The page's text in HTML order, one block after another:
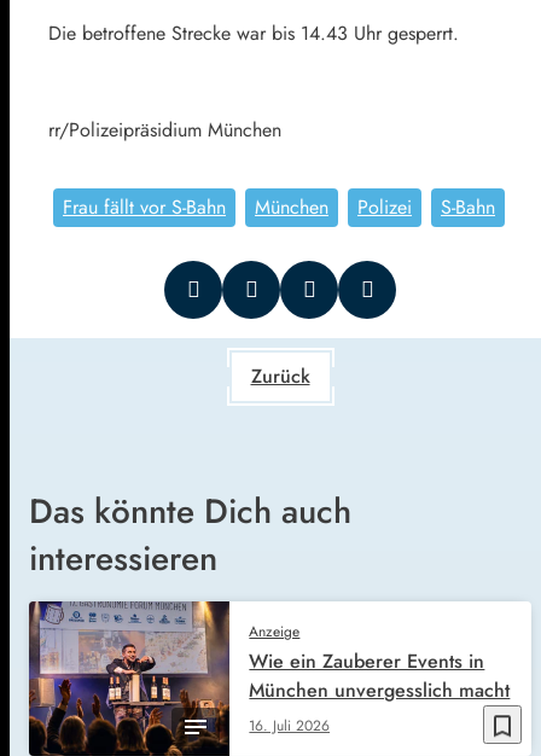
Die betroffene Strecke war bis 14.43 Uhr gesperrt.
rr/Polizeipräsidium München
Frau fällt vor S-Bahn München Polizei S-Bahn
Zurück
Das könnte Dich auch
interessieren
bookmark_border
Anzeige
16. Juli 2026
Wie ein Zauberer Events in
München unvergesslich macht